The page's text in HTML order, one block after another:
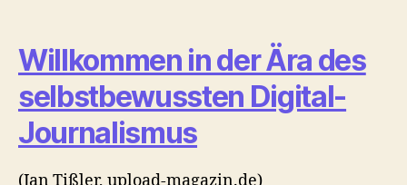
Willkommen in der Ära des
selbstbewussten Digital-
Journalismus
(Jan Tißler, upload-magazin.de)